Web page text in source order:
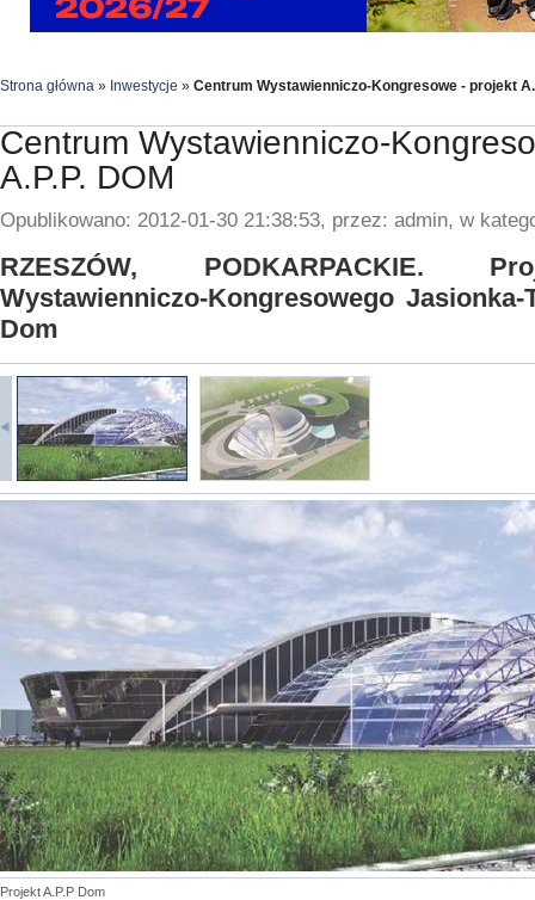
Strona główna » Inwestycje » Centrum Wystawienniczo-Kongresowe - projekt
Centrum Wystawienniczo-
A.P.P. DOM
Opublikowano: 2012-01-30 21:38:53, przez: admin, w
RZESZÓW, PODKARPACKIE.
Wystawienniczo-Kongresowego Jasionka-
Dom
Projekt A.P.P Dom